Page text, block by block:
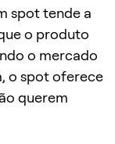
spot tende a
o produto
o mercado
o spot oferece
querem